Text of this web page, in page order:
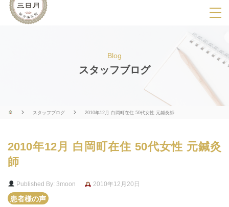
SPメニ
ー
展
用
ボ
Blog
スタッフブログ
スタッフブログ 2010年12月 白岡町在住 50代女性 元鍼灸師
2010年12月 白岡町在住 50代女性 元鍼灸
師
Published By: 3moon
2010年12月20日
患者様の声